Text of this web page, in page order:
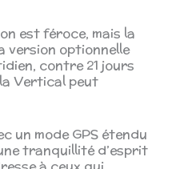
est féroce, mais la
version optionnelle
contre 21 jours
la Vertical peut
un mode GPS étendu
tranquillité d’esprit